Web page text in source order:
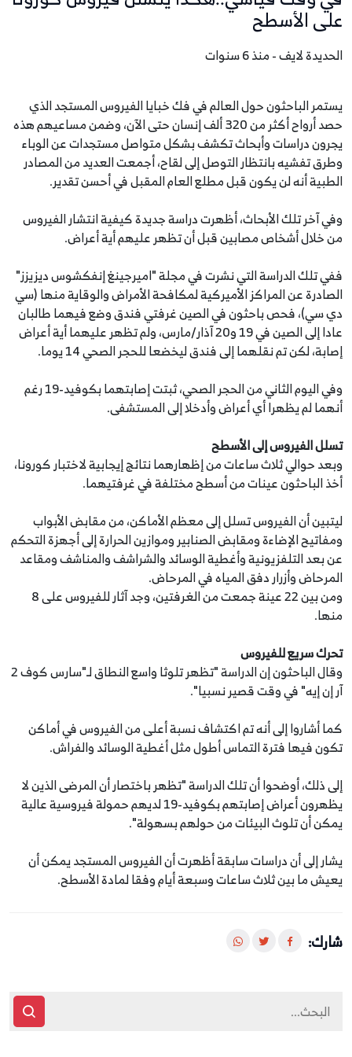
على الأسطح
الحديدة لايف - منذ 6 سنوات
يستمر الباحثون حول العالم في فك خبايا الفيروس المستجد الذي
حصد أرواح أكثر من 320 ألف إنسان حتى الآن، وضمن مساعيهم هذه
يجرون دراسات وأبحاث تكشف بشكل متواصل مستجدات عن الوباء
وطرق تفشيه بانتظار التوصل إلى لقاح، أجمعت العديد من المصادر
الطبية أنه لن يكون قبل مطلع العام المقبل في أحسن تقدير.
وفي آخر تلك الأبحاث، أظهرت دراسة جديدة كيفية انتشار الفيروس
من خلال أشخاص مصابين قبل أن تظهر عليهم أية أعراض.
ففي تلك الدراسة التي نشرت في مجلة "اميرجينغ إنفكشوس ديزيزز"
الصادرة عن المراكز الأميركية لمكافحة الأمراض والوقاية منها (سي
دي سي)، فحص باحثون في الصين غرفتي فندق وضع فيهما طالبان
عادا إلى الصين في 19 و20 آذار/مارس، ولم تظهر عليهما أية أعراض
إصابة، لكن تم نقلهما إلى فندق ليخضعا للحجر الصحي 14 يوما.
وفي اليوم الثاني من الحجر الصحي، ثبتت إصابتهما بكوفيد-19 رغم
أنهما لم يظهرا أي أعراض وأدخلا إلى المستشفى.
تسلل الفيروس إلى الأسطح
وبعد حوالي ثلاث ساعات من إظهارهما نتائج إيجابية لاختبار كورونا،
أخذ الباحثون عينات من أسطح مختلفة في غرفتيهما.
ليتبين أن الفيروس تسلل إلى معظم الأماكن، من مقابض الأبواب
ومفاتيح الإضاءة ومقابض الصنابير وموازين الحرارة إلى أجهزة التحكم
عن بعد التلفزيونية وأغطية الوسائد والشراشف والمناشف ومقاعد
المرحاض وأزرار دفق المياه في المرحاض.
ومن بين 22 عينة جمعت من الغرفتين، وجد آثار للفيروس على 8
منها.
تحرك سريع للفيروس
وقال الباحثون إن الدراسة "تظهر تلوثا واسع النطاق لـ"سارس كوف 2
آر إن إيه" في وقت قصير نسبيا".
كما أشاروا إلى أنه تم اكتشاف نسبة أعلى من الفيروس في أماكن
تكون فيها فترة التماس أطول مثل أغطية الوسائد والفراش.
إلى ذلك، أوضحوا أن تلك الدراسة "تظهر باختصار أن المرضى الذين لا
يظهرون أعراض إصابتهم بكوفيد-19 لديهم حمولة فيروسية عالية
يمكن أن تلوث البيئات من حولهم بسهولة".
يشار إلى أن دراسات سابقة أظهرت أن الفيروس المستجد يمكن أن
يعيش ما بين ثلاث ساعات وسبعة أيام وفقا لمادة الأسطح.
شارك: